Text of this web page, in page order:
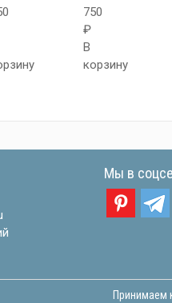
750
₽
В
корзину
Мы в
Принимаем